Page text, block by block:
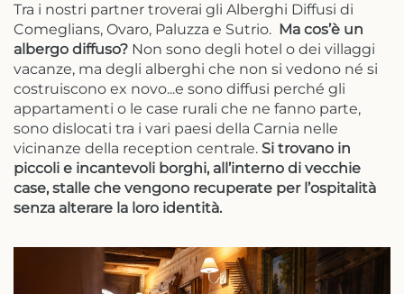
Tra i nostri partner troverai gli Alberghi Diffusi di
Comeglians, Ovaro, Paluzza e Sutrio. Ma cos’è un
albergo diffuso? Non sono degli hotel o dei villaggi
vacanze, ma degli alberghi che non si vedono né si
costruiscono ex novo...e sono diffusi perché gli
appartamenti o le case rurali che ne fanno parte,
sono dislocati tra i vari paesi della Carnia nelle
vicinanze della reception centrale. Si trovano in
piccoli e incantevoli borghi, all’interno di vecchie
case, stalle che vengono recuperate per l’ospitalità
senza alterare la loro identità.